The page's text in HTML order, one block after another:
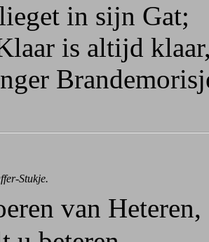
in sijn Gat;
is altijd
Stukje.
van Heteren,